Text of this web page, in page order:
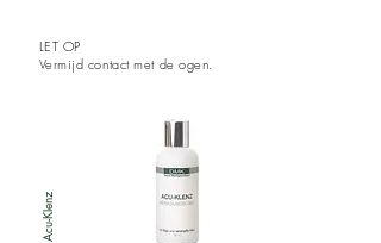
LET OP
Vermijd contact met de ogen.
Acu-Klenz